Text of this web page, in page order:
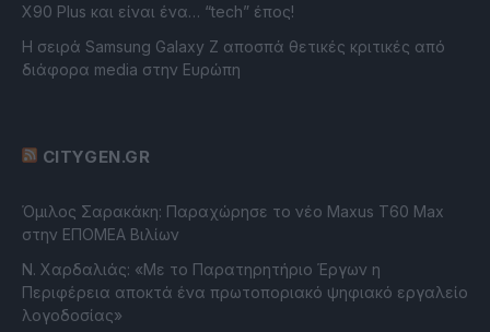
X90 Plus και είναι ένα… “tech” έπος!
Η σειρά Samsung Galaxy Z αποσπά θετικές κριτικές από
διάφορα media στην Ευρώπη
CITYGEN.GR
Όμιλος Σαρακάκη: Παραχώρησε το νέο Maxus T60 Max
στην ΕΠΟΜΕΑ Βιλίων
Ν. Χαρδαλιάς: «Με το Παρατηρητήριο Έργων η
Περιφέρεια αποκτά ένα πρωτοποριακό ψηφιακό εργαλείο
λογοδοσίας»